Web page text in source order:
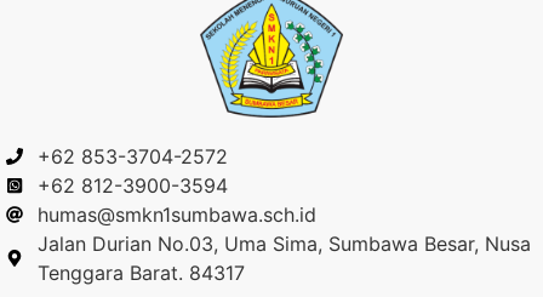
+62 853-3704-2572
+62 812-3900-3594
humas@smkn1sumbawa.sch.id
Jalan Durian No.03, Uma Sima, Sumbawa Besar, Nusa
Tenggara Barat. 84317